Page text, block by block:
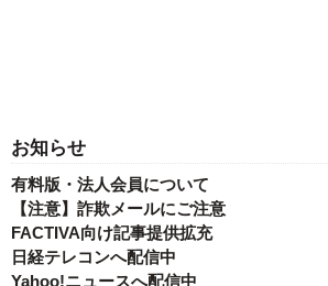
お知らせ
有料版・法人会員について
【注意】詐欺メールにご注意
FACTIVA向け記事提供拡充
日経テレコンへ配信中
Yahoo!ニュースへ配信中